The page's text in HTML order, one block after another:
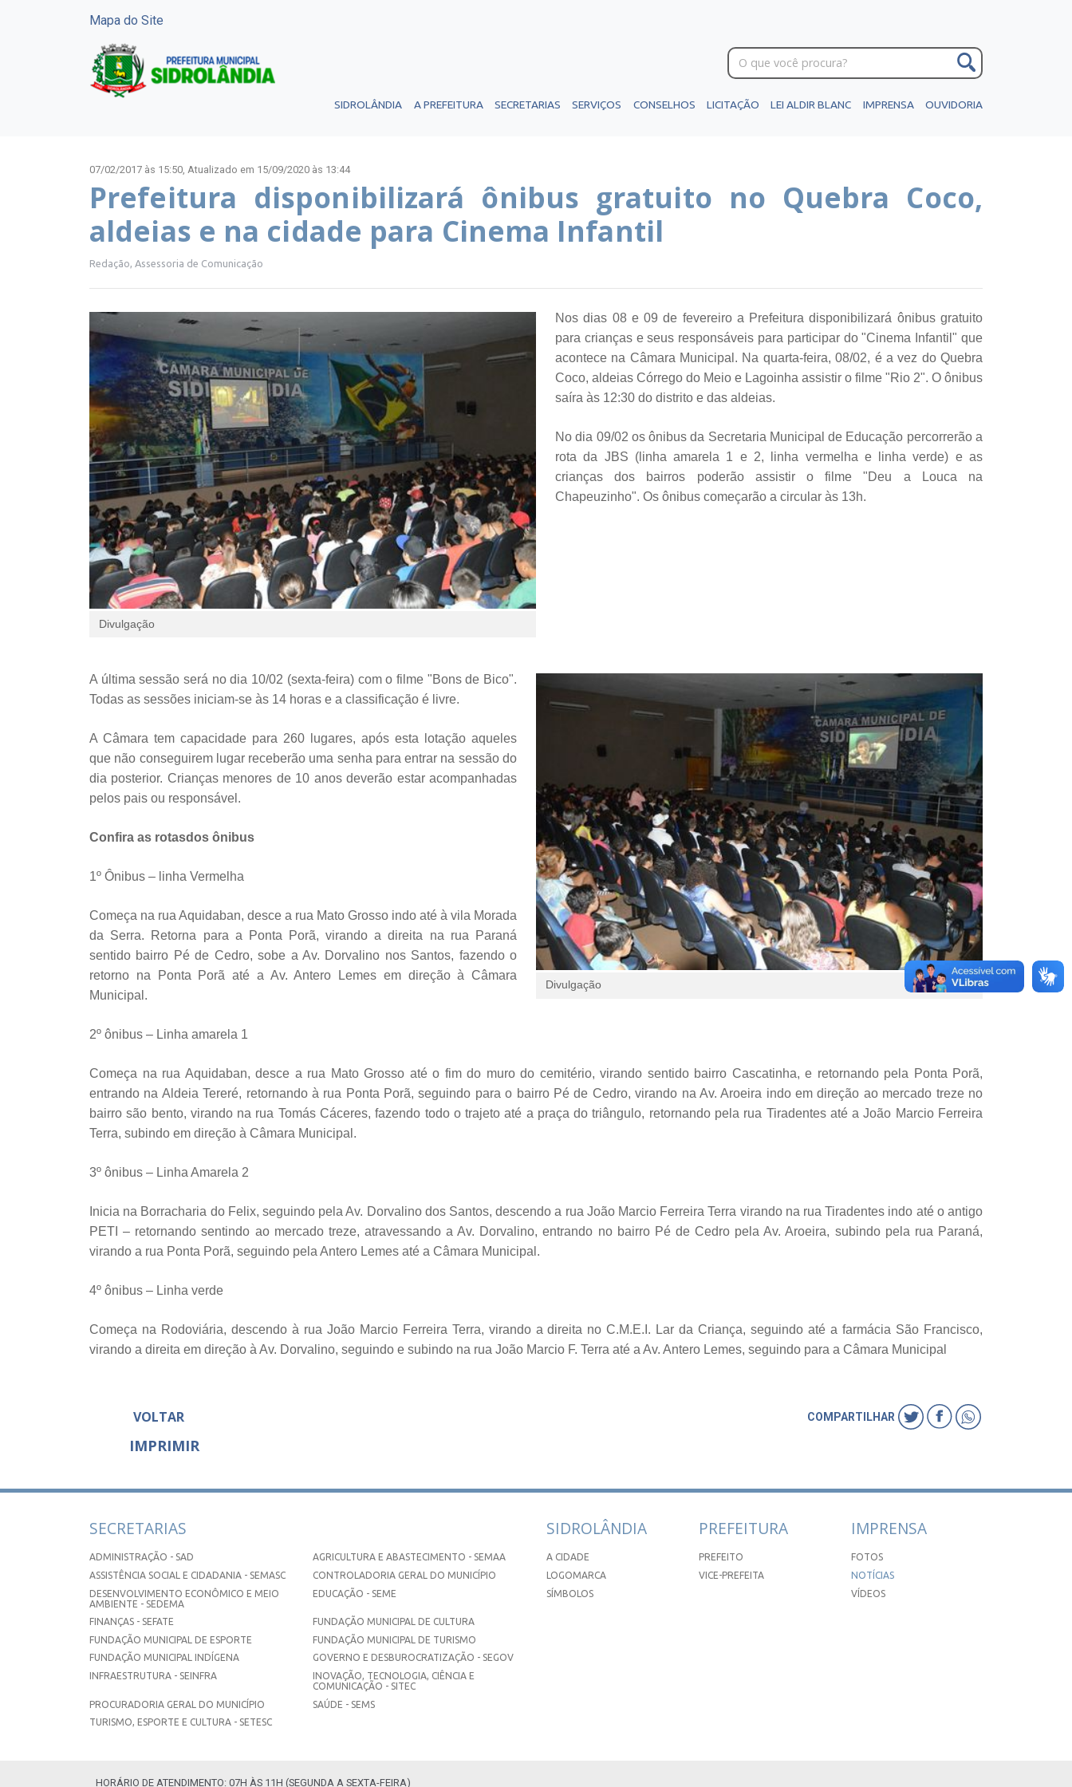
Mapa do Site
SIDROLÂNDIA A PREFEITURA SECRETARIAS SERVIÇOS CONSELHOS LICITAÇÃO LEI ALDIR BLANC IMPRENSA OUVIDORIA
07/02/2017 às 15:50, Atualizado em 15/09/2020 às 13:44
Prefeitura disponibilizará ônibus gratuito no Quebra Coco,
aldeias e na cidade para Cinema Infantil
Redação, Assessoria de Comunicação
Divulgação
Nos dias 08 e 09 de fevereiro a Prefeitura disponibilizará ônibus gratuito
para crianças e seus responsáveis para participar do "Cinema Infantil" que
acontece na Câmara Municipal. Na quarta-feira, 08/02, é a vez do Quebra
Coco, aldeias Córrego do Meio e Lagoinha assistir o filme "Rio 2". O ônibus
saíra às 12:30 do distrito e das aldeias.
No dia 09/02 os ônibus da Secretaria Municipal de Educação percorrerão a
rota da JBS (linha amarela 1 e 2, linha vermelha e linha verde) e as
crianças dos bairros poderão assistir o filme "Deu a Louca na
Chapeuzinho". Os ônibus começarão a circular às 13h.
Divulgação
A última sessão será no dia 10/02 (sexta-feira) com o filme "Bons de Bico".
Todas as sessões iniciam-se às 14 horas e a classificação é livre.
A Câmara tem capacidade para 260 lugares, após esta lotação aqueles
que não conseguirem lugar receberão uma senha para entrar na sessão do
dia posterior. Crianças menores de 10 anos deverão estar acompanhadas
pelos pais ou responsável.
Confira as rotasdos ônibus
1º Ônibus – linha Vermelha
Começa na rua Aquidaban, desce a rua Mato Grosso indo até à vila Morada
da Serra. Retorna para a Ponta Porã, virando a direita na rua Paraná
sentido bairro Pé de Cedro, sobe a Av. Dorvalino nos Santos, fazendo o
retorno na Ponta Porã até a Av. Antero Lemes em direção à Câmara
Municipal.
2º ônibus – Linha amarela 1
Começa na rua Aquidaban, desce a rua Mato Grosso até o fim do muro do cemitério, virando sentido bairro Cascatinha, e retornando pela Ponta Porã,
entrando na Aldeia Tereré, retornando à rua Ponta Porã, seguindo para o bairro Pé de Cedro, virando na Av. Aroeira indo em direção ao mercado treze no
bairro são bento, virando na rua Tomás Cáceres, fazendo todo o trajeto até a praça do triângulo, retornando pela rua Tiradentes até a João Marcio Ferreira
Terra, subindo em direção à Câmara Municipal.
3º ônibus – Linha Amarela 2
Inicia na Borracharia do Felix, seguindo pela Av. Dorvalino dos Santos, descendo a rua João Marcio Ferreira Terra virando na rua Tiradentes indo até o antigo
PETI – retornando sentindo ao mercado treze, atravessando a Av. Dorvalino, entrando no bairro Pé de Cedro pela Av. Aroeira, subindo pela rua Paraná,
virando a rua Ponta Porã, seguindo pela Antero Lemes até a Câmara Municipal.
4º ônibus – Linha verde
Começa na Rodoviária, descendo à rua João Marcio Ferreira Terra, virando a direita no C.M.E.I. Lar da Criança, seguindo até a farmácia São Francisco,
virando a direita em direção à Av. Dorvalino, seguindo e subindo na rua João Marcio F. Terra até a Av. Antero Lemes, seguindo para a Câmara Municipal
VOLTAR
IMPRIMIR
COMPARTILHAR
SECRETARIAS
ADMINISTRAÇÃO - SAD
AGRICULTURA E ABASTECIMENTO - SEMAA
ASSISTÊNCIA SOCIAL E CIDADANIA - SEMASC
CONTROLADORIA GERAL DO MUNICÍPIO
DESENVOLVIMENTO ECONÔMICO E MEIO
AMBIENTE - SEDEMA
EDUCAÇÃO - SEME
FINANÇAS - SEFATE
FUNDAÇÃO MUNICIPAL DE CULTURA
FUNDAÇÃO MUNICIPAL DE ESPORTE
FUNDAÇÃO MUNICIPAL DE TURISMO
FUNDAÇÃO MUNICIPAL INDÍGENA
GOVERNO E DESBUROCRATIZAÇÃO - SEGOV
INFRAESTRUTURA - SEINFRA
INOVAÇÃO, TECNOLOGIA, CIÊNCIA E
COMUNICAÇÃO - SITEC
PROCURADORIA GERAL DO MUNICÍPIO
SAÚDE - SEMS
TURISMO, ESPORTE E CULTURA - SETESC
SIDROLÂNDIA
A CIDADE
LOGOMARCA
SÍMBOLOS
PREFEITURA
PREFEITO
VICE-PREFEITA
IMPRENSA
FOTOS
NOTÍCIAS
VÍDEOS
HORÁRIO DE ATENDIMENTO: 07H ÀS 11H (SEGUNDA A SEXTA-FEIRA)